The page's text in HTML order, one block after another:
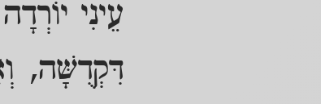
עֵינִי
דִּקְדֻשָּׁה,